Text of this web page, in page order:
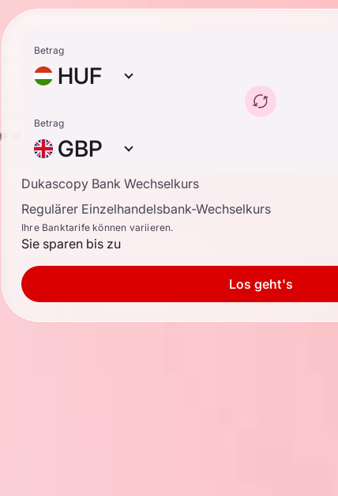
Betrag
HUF
Betrag
GBP
Dukascopy Bank Wechselkurs
Regulärer Einzelhandelsbank-Wechselkurs
Ihre Banktarife können variieren.
Sie sparen bis zu
Los geht's